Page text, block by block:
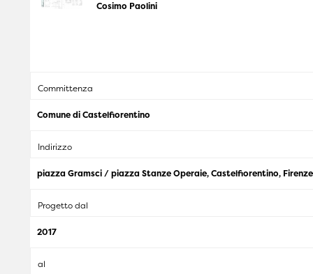
Cosimo Paolini
Committenza
Comune di Castelfiorentino
Indirizzo
piazza Gramsci / piazza Stanze Operaie, Castelfiorentino, Firenze
Progetto dal
2017
al